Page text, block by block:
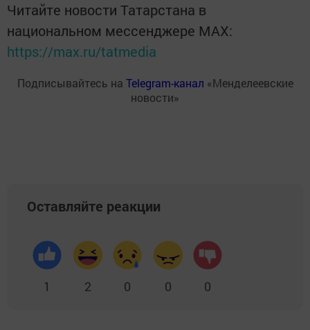
Читайте новости Татарстана в
национальном мессенджере MАХ:
https://max.ru/tatmedia
Подписывайтесь на Telegram-канал «Менделеевские
новости»
Оставляйте реакции
1 2 0 0 0